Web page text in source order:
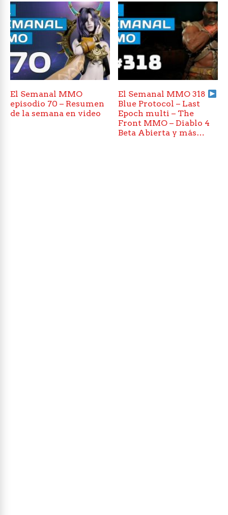
El Semanal MMO
episodio 70 – Resumen
de la semana en video
El Semanal MMO 318
Blue Protocol – Last
Epoch multi – The
Front MMO – Diablo 4
Beta Abierta y más…